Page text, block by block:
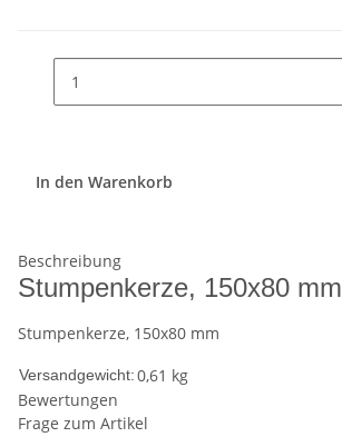
In den Warenkorb
Beschreibung
Stumpenkerze, 150x80 mm
Stumpenkerze, 150x80 mm
Versandgewicht:0,61 kg
Bewertungen
Frage zum Artikel